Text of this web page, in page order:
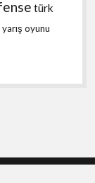
türk
yarış oyunu